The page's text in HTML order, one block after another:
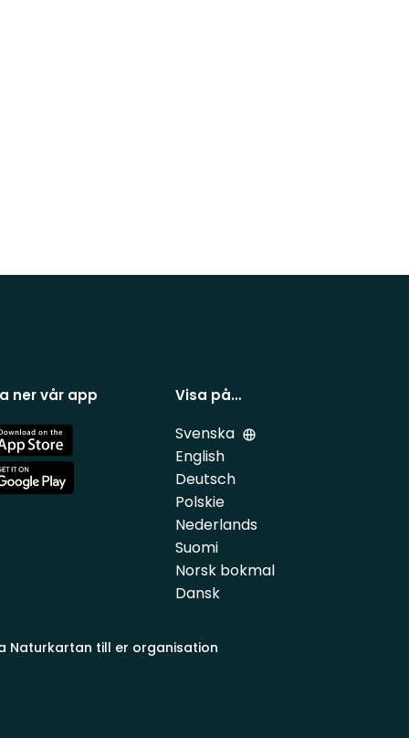
ner vår app Visa på…
Svenska
English
Deutsch
Polskie
Nederlands
Suomi
Norsk bokmal
Dansk
Naturkartan till er organisation